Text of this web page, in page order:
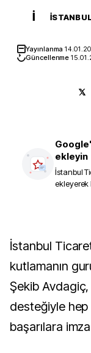
İ
Yayınlanma
Güncellenme
ekleyin
İstanbul
ekleyerek
İstanbul Ticaret Odası (İTO) 143. yaşını
kutlamanın
Şekib
desteğiyle
başarılara